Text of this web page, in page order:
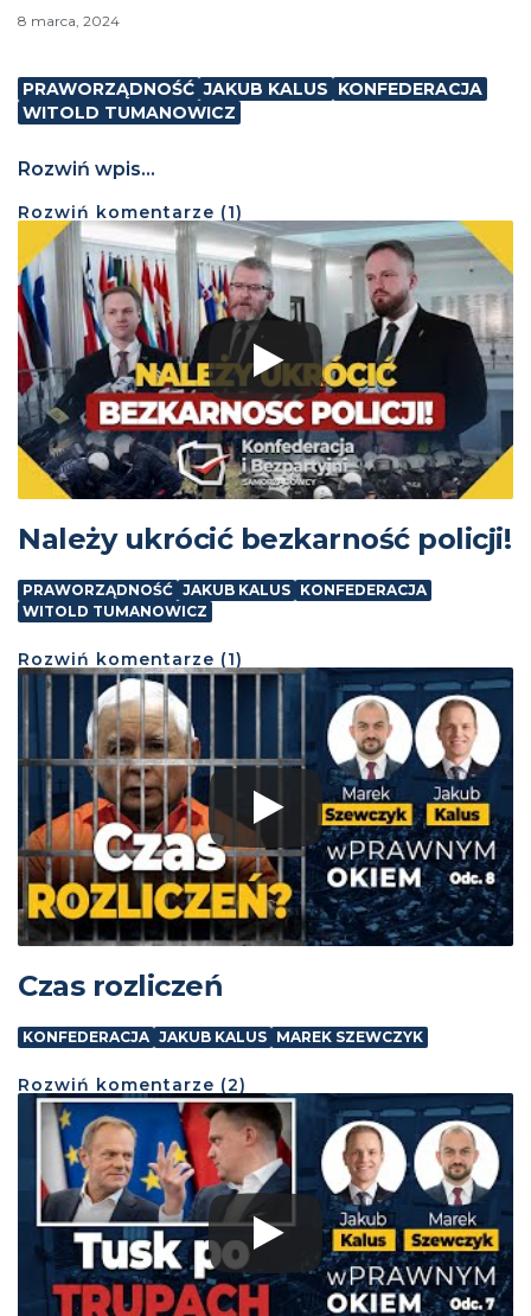
8 marca, 2024
PRAWORZĄDNOŚĆ JAKUB KALUS KONFEDERACJA
WITOLD TUMANOWICZ
Rozwiń wpis...
Rozwiń komentarze (1)
Należy ukrócić bezkarność policji!
PRAWORZĄDNOŚĆ JAKUB KALUS KONFEDERACJA
WITOLD TUMANOWICZ
Rozwiń komentarze (1)
Czas rozliczeń
KONFEDERACJA JAKUB KALUS MAREK SZEWCZYK
Rozwiń komentarze (2)